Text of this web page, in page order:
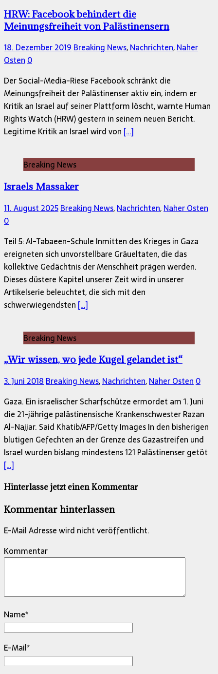
HRW: Facebook behindert die
Meinungsfreiheit von Palästinensern
18. Dezember 2019Breaking News,Nachrichten,Naher
Osten0
Der Social-Media-Riese Facebook schränkt die
Meinungsfreiheit der Palästinenser aktiv ein, indem er
Kritik an Israel auf seiner Plattform löscht, warnte Human
Rights Watch (HRW) gestern in seinem neuen Bericht.
Legitime Kritik an Israel wird von […]
Breaking News
Israels Massaker
11. August 2025Breaking News,Nachrichten,Naher Osten
0
Teil 5: Al-Tabaeen-Schule Inmitten des Krieges in Gaza
ereigneten sich unvorstellbare Gräueltaten, die das
kollektive Gedächtnis der Menschheit prägen werden.
Dieses düstere Kapitel unserer Zeit wird in unserer
Artikelserie beleuchtet, die sich mit den
schwerwiegendsten […]
Breaking News
„Wir wissen, wo jede Kugel gelandet ist“
3. Juni 2018 Breaking News,Nachrichten,Naher Osten 0
Gaza. Ein israelischer Scharfschütze ermordet am 1. Juni
die 21-jährige palästinensische Krankenschwester Razan
Al-Najjar. Said Khatib/AFP/Getty Images In den bisherigen
blutigen Gefechten an der Grenze des Gazastreifen und
Israel wurden bislang mindestens 121 Palästinenser getöt
[…]
Hinterlasse jetzt einen Kommentar
Kommentar hinterlassen
E-Mail Adresse wird nicht veröffentlicht.
Kommentar
Name*
E-Mail*